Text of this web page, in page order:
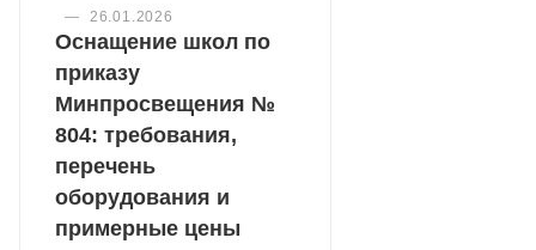
—
26.01.2026
Оснащение школ по
приказу
Минпросвещения №
804: требования,
перечень
оборудования и
примерные цены